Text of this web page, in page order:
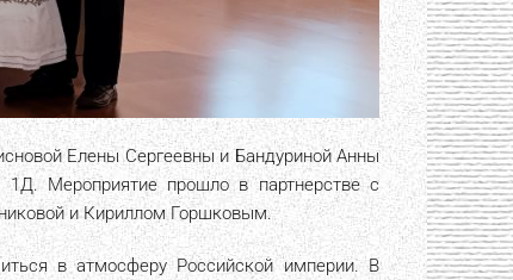
Елены Сергеевны и Бандуриной Анны
Мероприятие прошло в партнерстве с
и Кириллом Горшковым.
в атмосферу Российской империи. В